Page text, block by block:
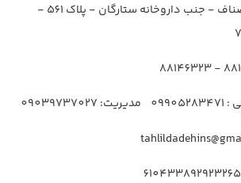
روبروی اتاق اصناف - جنب داروخانه ستارگان - پلاک 561 -
مدیریت: 09039737027